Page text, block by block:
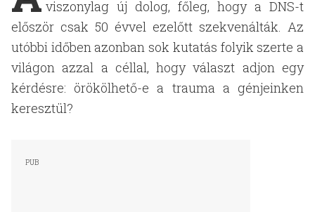
viszonylag új dolog, főleg, hogy a DNS-t
először csak 50 évvel ezelőtt szekvenálták. Az
utóbbi időben azonban sok kutatás folyik szerte a
világon azzal a céllal, hogy választ adjon egy
kérdésre: örökölhető-e a trauma a génjeinken
keresztül?